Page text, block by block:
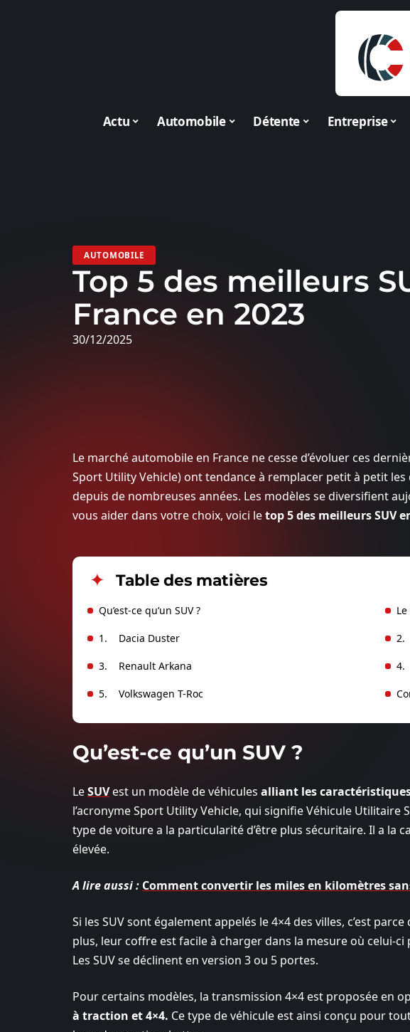
Actu Automobile Détente Entreprise
AUTOMOBILE
Top 5 des meilleurs
France en 2023
30/12/2025
Le marché automobile en France ne cesse d’évoluer ces
Sport Utility Vehicle) ont tendance à remplacer petit à petit
depuis de nombreuses années. Les modèles se diversifient
vous aider dans votre choix, voici letop 5 des meilleurs SUV
Table des matières
Qu’est-ce qu’un SUV ?
1. Dacia Duster 2.
3. Renault Arkana 4.
5. Volkswagen T-Roc
Qu’est-ce qu’un SUV ?
LeSUVest un modèle de véhicules alliant les caractéristiques
l’acronyme Sport Utility Vehicle, qui signifie Véhicule Utilitaire
type de voiture a la particularité d’être plus sécuritaire. Il a la
élevée.
A lire aussi : Comment convertir les miles en kilomètres
Si les SUV sont également appelés le 4×4 des villes, c’est
plus, leur coffre est facile à charger dans la mesure où celui-
Les SUV se déclinent en version 3 ou 5 portes.
Pour certains modèles, la transmission 4×4 est proposée en
à traction et 4×4. Ce type de véhicule est ainsi conçu pour